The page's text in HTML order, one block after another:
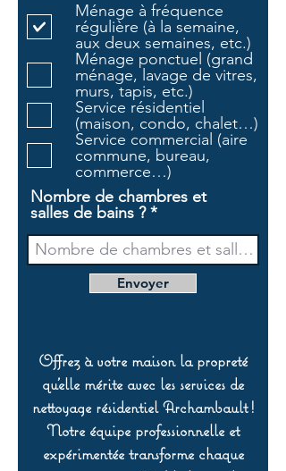
g
a
t
o
i
r
e
Ménage à fréquence
régulière (à la semaine,
aux deux semaines, etc.)
Ménage ponctuel (grand
ménage, lavage de vitres,
murs, tapis, etc.)
Service résidentiel
(maison, condo, chalet…)
Service commercial (aire
commune, bureau,
commerce…)
Nombre de chambres et
salles de bains ?
Envoyer
Offrez à votre maison la propreté
qu’elle mérite avec les services de
nettoyage résidentiel Archambault !
Notre équipe professionnelle et
expérimentée transforme chaque